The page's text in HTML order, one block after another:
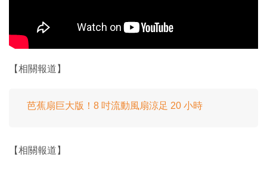
【相關報道】
芭蕉扇巨大版！8 吋流動風扇涼足 20 小時
【相關報道】